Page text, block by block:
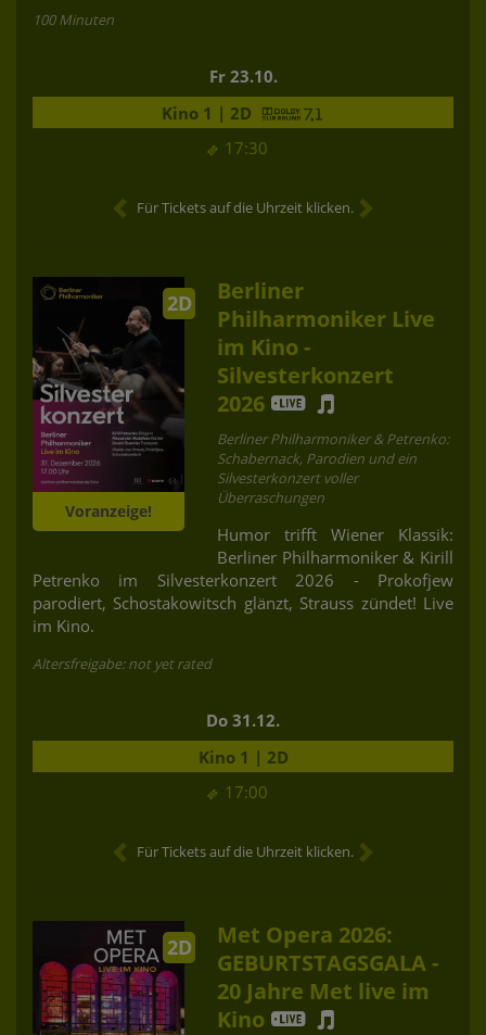
100 Minuten
Fr 23.10.
17:30
Kino 1 | 2D
Für Tickets auf die Uhrzeit klicken.
2D
Voranzeige!
Berliner
Philharmoniker Live
im Kino -
Silvesterkonzert
2026
Berliner Philharmoniker & Petrenko:
Schabernack, Parodien und ein
Silvesterkonzert voller
Überraschungen
Humor trifft Wiener Klassik:
Berliner Philharmoniker & Kirill
Petrenko im Silvesterkonzert 2026 - Prokofjew
parodiert, Schostakowitsch glänzt, Strauss zündet! Live
im Kino.
Altersfreigabe: not yet rated
Do 31.12.
17:00
Kino 1 | 2D
Für Tickets auf die Uhrzeit klicken.
2D
Met Opera 2026:
GEBURTSTAGSGALA -
20 Jahre Met live im
Kino